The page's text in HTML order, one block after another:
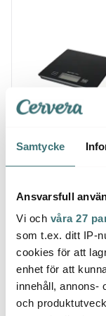
Samtycke
Ansvarsfull
Vi och våra 27
som t.ex. ditt IP-
cookies för att
enhet för att
innehåll, annons-
och
Köksvåg Svart
129 kr
Låt dig